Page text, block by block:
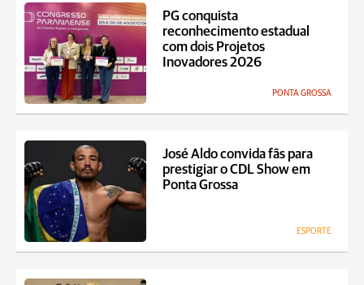
PG conquista
reconhecimento estadual
com dois Projetos
Inovadores 2026
PONTA GROSSA
José Aldo convida fãs para
prestigiar o CDL Show em
Ponta Grossa
ESPORTE